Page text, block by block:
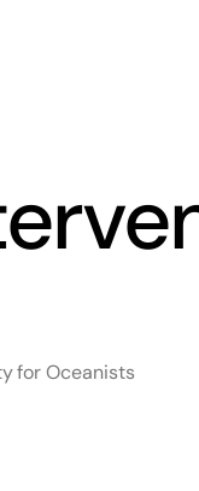
for Oceanists